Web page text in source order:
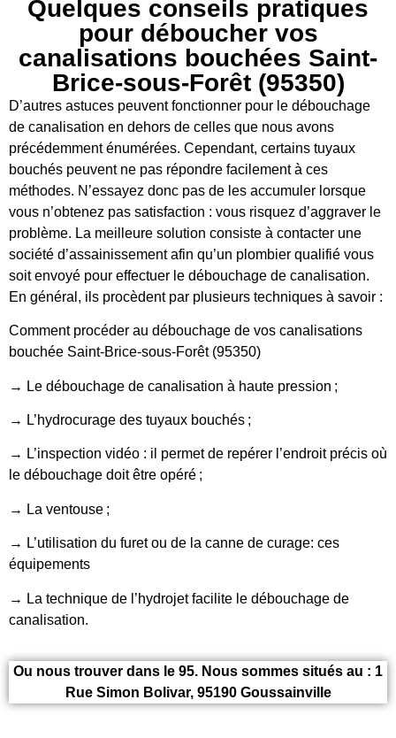
Quelques conseils pratiques
pour déboucher vos
canalisations bouchées Saint-
Brice-sous-Forêt (95350)
D’autres astuces peuvent fonctionner pour le débouchage
de canalisation en dehors de celles que nous avons
précédemment énumérées. Cependant, certains tuyaux
bouchés peuvent ne pas répondre facilement à ces
méthodes. N’essayez donc pas de les accumuler lorsque
vous n’obtenez pas satisfaction : vous risquez d’aggraver le
problème. La meilleure solution consiste à contacter une
société d’assainissement afin qu’un plombier qualifié vous
soit envoyé pour effectuer le débouchage de canalisation.
En général, ils procèdent par plusieurs techniques à savoir :
Comment procéder au débouchage de vos canalisations
bouchée Saint-Brice-sous-Forêt (95350)
→ Le débouchage de canalisation à haute pression ;
→ L’hydrocurage des tuyaux bouchés ;
→ L’inspection vidéo : il permet de repérer l’endroit précis où
le débouchage doit être opéré ;
→ La ventouse ;
→ L’utilisation du furet ou de la canne de curage: ces
équipements
→ La technique de l’hydrojet facilite le débouchage de
canalisation.
Ou nous trouver dans le 95. Nous sommes situés au : 1
Rue Simon Bolivar, 95190 Goussainville